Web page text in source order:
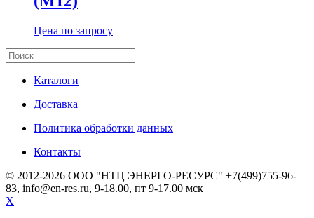
Цена по запросу
Каталоги
Доставка
Политика обработки данных
Контакты
© 2012-2026 ООО "НТЦ ЭНЕРГО-РЕСУРС" +7(499)755-96-
83, info@en-res.ru, 9-18.00, пт 9-17.00 мск
X